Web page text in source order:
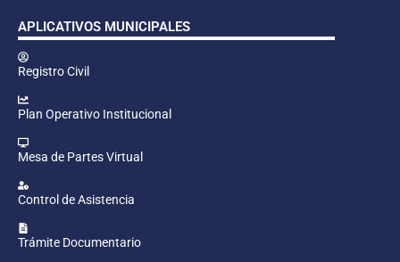
APLICATIVOS MUNICIPALES
Registro Civil
Plan Operativo Institucional
Mesa de Partes Virtual
Control de Asistencia
Trámite Documentario